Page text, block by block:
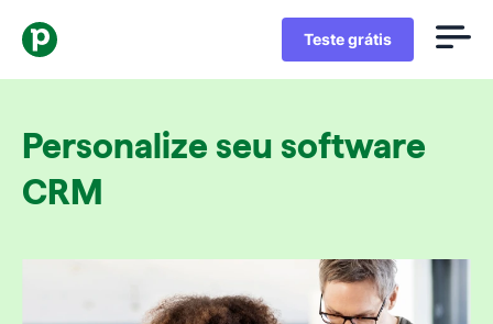
Teste grátis
Personalize seu software
CRM